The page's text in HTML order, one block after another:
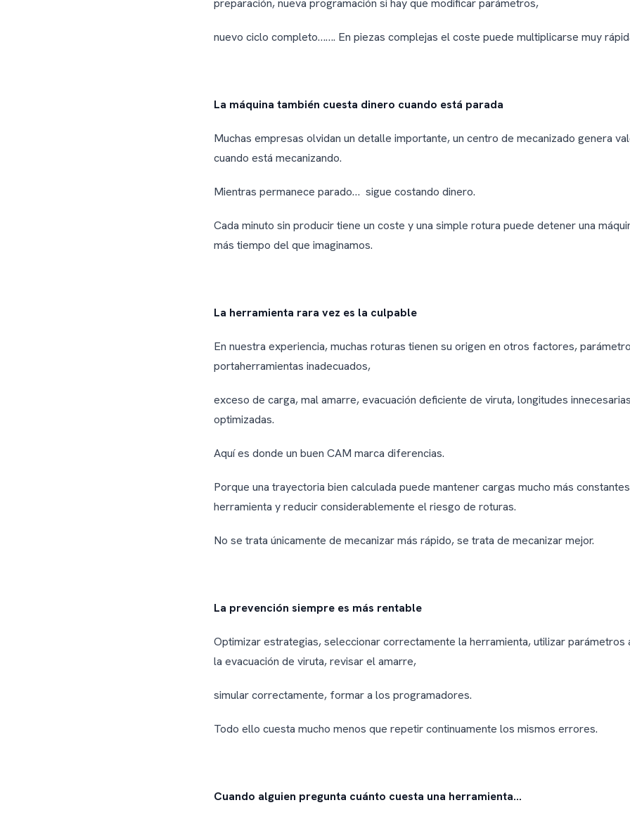
preparación, nueva programación si hay que modificar parámetros,
nuevo ciclo completo……. En piezas complejas el coste puede multiplicarse muy
La máquina también cuesta dinero cuando está parada
Muchas empresas olvidan un detalle importante, un centro de mecanizado genera
cuando está mecanizando.
Mientras permanece parado… sigue costando dinero.
Cada minuto sin producir tiene un coste y una simple rotura puede detener una
más tiempo del que imaginamos.
La herramienta rara vez es la culpable
En nuestra experiencia, muchas roturas tienen su origen en otros factores,
portaherramientas inadecuados,
exceso de carga, mal amarre, evacuación deficiente de viruta, longitudes
optimizadas.
Aquí es donde un buen CAM marca diferencias.
Porque una trayectoria bien calculada puede mantener cargas mucho más
herramienta y reducir considerablemente el riesgo de roturas.
No se trata únicamente de mecanizar más rápido, se trata de mecanizar mejor.
La prevención siempre es más rentable
Optimizar estrategias, seleccionar correctamente la herramienta, utilizar parámetros
la evacuación de viruta, revisar el amarre,
simular correctamente, formar a los programadores.
Todo ello cuesta mucho menos que repetir continuamente los mismos errores.
Cuando alguien pregunta cuánto cuesta una herramienta…